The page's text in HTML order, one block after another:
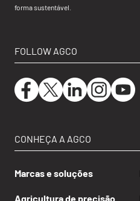
forma sustentável.
FOLLOW AGCO
CONHEÇA A AGCO
Marcas e soluções
Agricultura de precisão